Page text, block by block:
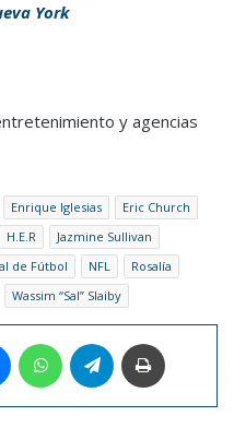
York
y agencias
Enrique Iglesias
Eric Church
H.E.R
Jazmine Sullivan
de Fútbol NFL
Rosalía
Wassim “Sal” Slaiby
MessengerWhatsAppTelegram